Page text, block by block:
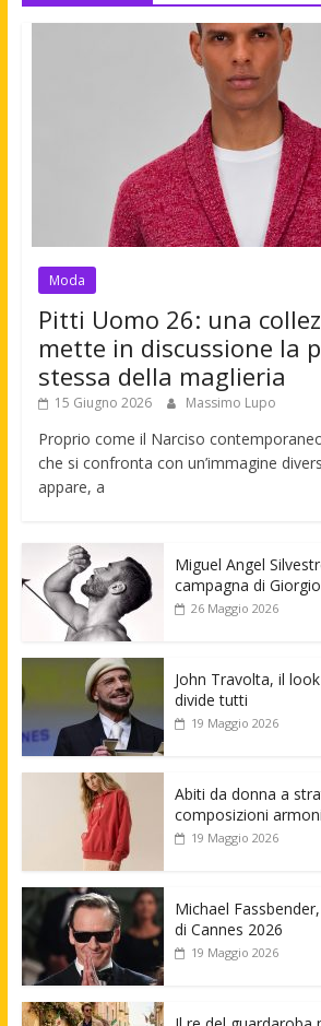
Moda
Pitti Uomo 26: una
mette in discussione la
stessa della maglieria
15 Giugno 2026 Massimo Lupo
Proprio come il Narciso
che si confronta con un’immagine
appare, a
Miguel Angel
campagna di
26 Maggio 2026
John Travolta, il
divide tutti
19 Maggio 2026
Abiti da donna a
composizioni
19 Maggio 2026
Michael
di Cannes 2026
19 Maggio 2026